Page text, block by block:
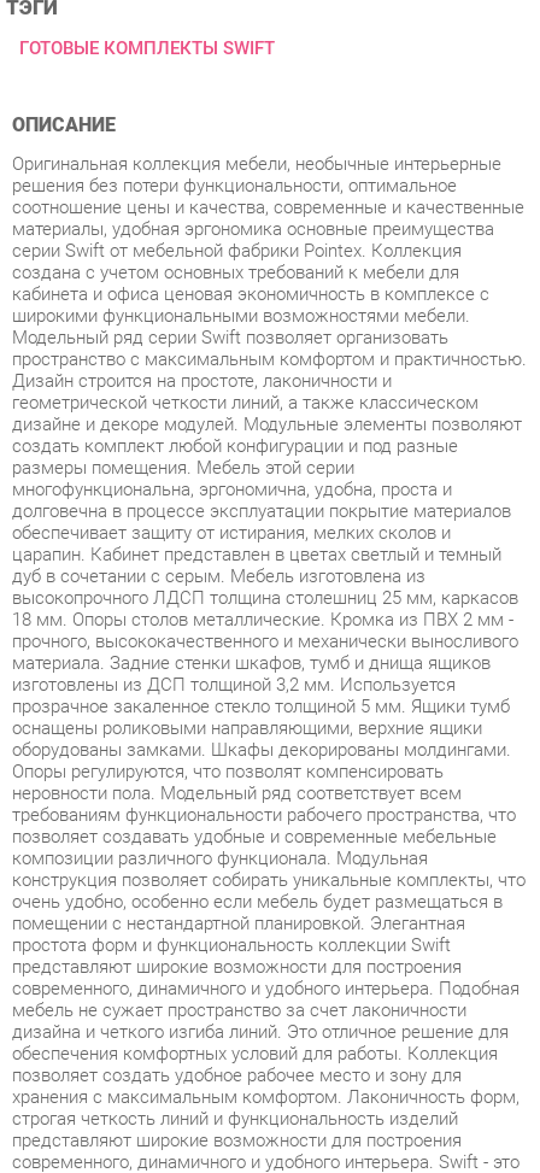
ОПИСАНИЕ
решения без потери функциональности, оптимальное
соотношение цены и качества, современные и качественные
материалы, удобная эргономика основные преимущества
серии Swift от мебельной фабрики Pointex. Коллекция
создана с учетом основных требований к мебели для
кабинета и офиса ценовая экономичность в комплексе с
широкими функциональными возможностями мебели.
Модельный ряд серии Swift позволяет организовать
пространство с максимальным комфортом и практичностью.
Дизайн строится на простоте, лаконичности и
геометрической четкости линий, а также классическом
дизайне и декоре модулей. Модульные элементы позволяют
создать комплект любой конфигурации и под разные
размеры помещения. Мебель этой серии
многофункциональна, эргономична, удобна, проста и
долговечна в процессе эксплуатации покрытие материалов
обеспечивает защиту от истирания, мелких сколов и
царапин. Кабинет представлен в цветах светлый и темный
дуб в сочетании с серым. Мебель изготовлена из
высокопрочного ЛДСП толщина столешниц 25 мм, каркасов
18 мм. Опоры столов металлические. Кромка из ПВХ 2 мм -
прочного, высококачественного и механически выносливого
материала. Задние стенки шкафов, тумб и днища ящиков
изготовлены из ДСП толщиной 3,2 мм. Используется
прозрачное закаленное стекло толщиной 5 мм. Ящики тумб
оснащены роликовыми направляющими, верхние ящики
оборудованы замками. Шкафы декорированы молдингами.
Опоры регулируются, что позволят компенсировать
неровности пола. Модельный ряд соответствует всем
требованиям функциональности рабочего пространства, что
позволяет создавать удобные и современные мебельные
композиции различного функционала. Модульная
конструкция позволяет собирать уникальные комплекты, что
очень удобно, особенно если мебель будет размещаться в
помещении с нестандартной планировкой. Элегантная
простота форм и функциональность коллекции Swift
представляют широкие возможности для построения
современного, динамичного и удобного интерьера. Подобная
мебель не сужает пространство за счет лаконичности
дизайна и четкого изгиба линий. Это отличное решение для
обеспечения комфортных условий для работы. Коллекция
позволяет создать удобное рабочее место и зону для
хранения с максимальным комфортом. Лаконичность форм,
строгая четкость линий и функциональность изделий
представляют широкие возможности для построения
современного, динамичного и удобного интерьера. Swift - это
отличное решение для обеспечения комфортных условий для
работы, а также современное и качественное оснащение для
офиса в формате open-space, переговорной зоны и
отдельного кабинета, позволяющее оптимизировать
пространство без ущерба для функциональности и удобства.